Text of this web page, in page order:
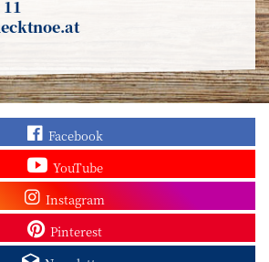
Finden Sie „So
Facebook
Sehen Sie mehr
YouTube
Besuchen Sie unser
Instagram
Sieh dir unsere Pins
Pinterest